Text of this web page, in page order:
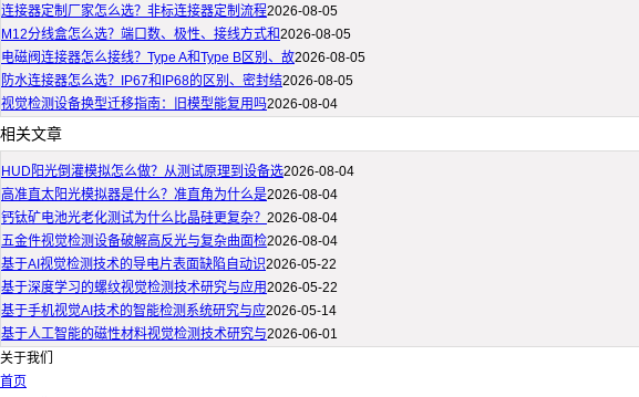
连接器定制厂家怎么选？非标连接器定制流程2026-08-05
M12分线盒怎么选？端口数、极性、接线方式和2026-08-05
电磁阀连接器怎么接线？Type A和Type B区别、故2026-08-05
防水连接器怎么选？IP67和IP68的区别、密封结2026-08-05
视觉检测设备换型迁移指南：旧模型能复用吗2026-08-04
相关文章
HUD阳光倒灌模拟怎么做？从测试原理到设备选2026-08-04
高准直太阳光模拟器是什么？准直角为什么是2026-08-04
钙钛矿电池光老化测试为什么比晶硅更复杂？ 2026-08-04
五金件视觉检测设备破解高反光与复杂曲面检2026-08-04
基于AI视觉检测技术的导电片表面缺陷自动识2026-05-22
基于深度学习的螺纹视觉检测技术研究与应用2026-05-22
基于手机视觉AI技术的智能检测系统研究与应2026-05-14
基于人工智能的磁性材料视觉检测技术研究与2026-06-01
关于我们
首页